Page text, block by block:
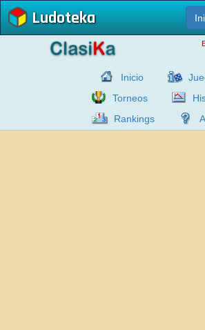
Ludoteka
Inicio
Torneos
Rankings